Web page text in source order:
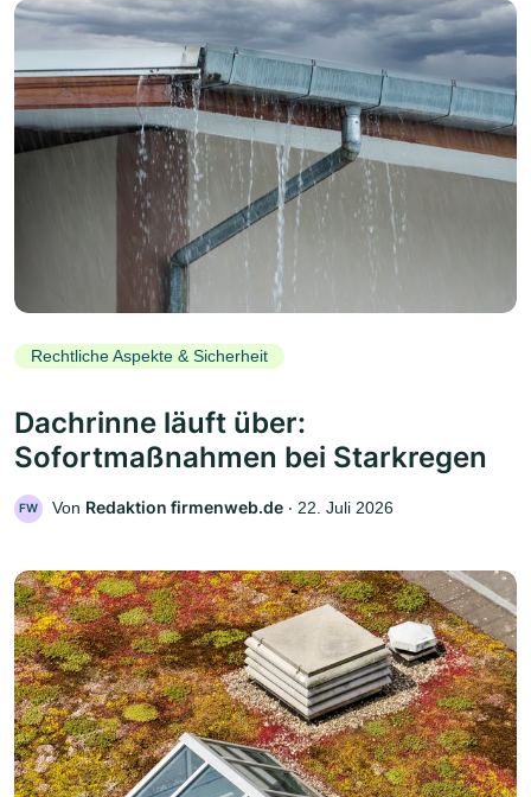
Rechtliche Aspekte & Sicherheit
Dachrinne läuft über:
Sofortmaßnahmen bei Starkregen
FW Von Redaktion firmenweb.de ‧ 22. Juli 2026